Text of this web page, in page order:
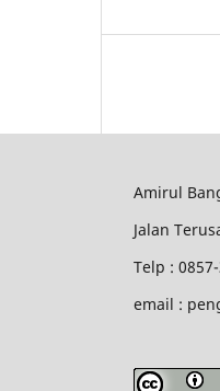
Amirul
Jalan
Telp :
email :